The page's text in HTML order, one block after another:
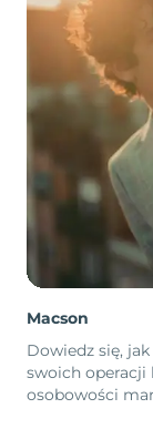
Macson
Dowiedz się,
swoich operacji
osobowości